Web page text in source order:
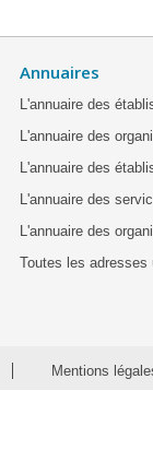
Annuaires
L'annuaire des
L'annuaire des
L'annuaire des
L'annuaire des
L'annuaire des
Toutes les adresses
Mentions